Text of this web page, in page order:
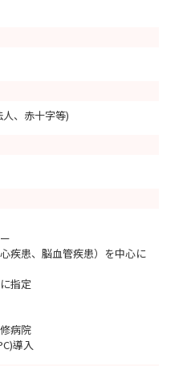
、赤十字等)
疾患、脳血管疾患）を中心に
指定
病院
導入